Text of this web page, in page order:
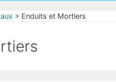
> Enduits et Mortiers